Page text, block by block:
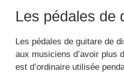
Les pédales de
Les pédales de guitare de
aux musiciens d’avoir plus
est d’ordinaire utilisée